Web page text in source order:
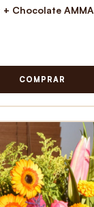
Chocolate AMMA
COMPRAR